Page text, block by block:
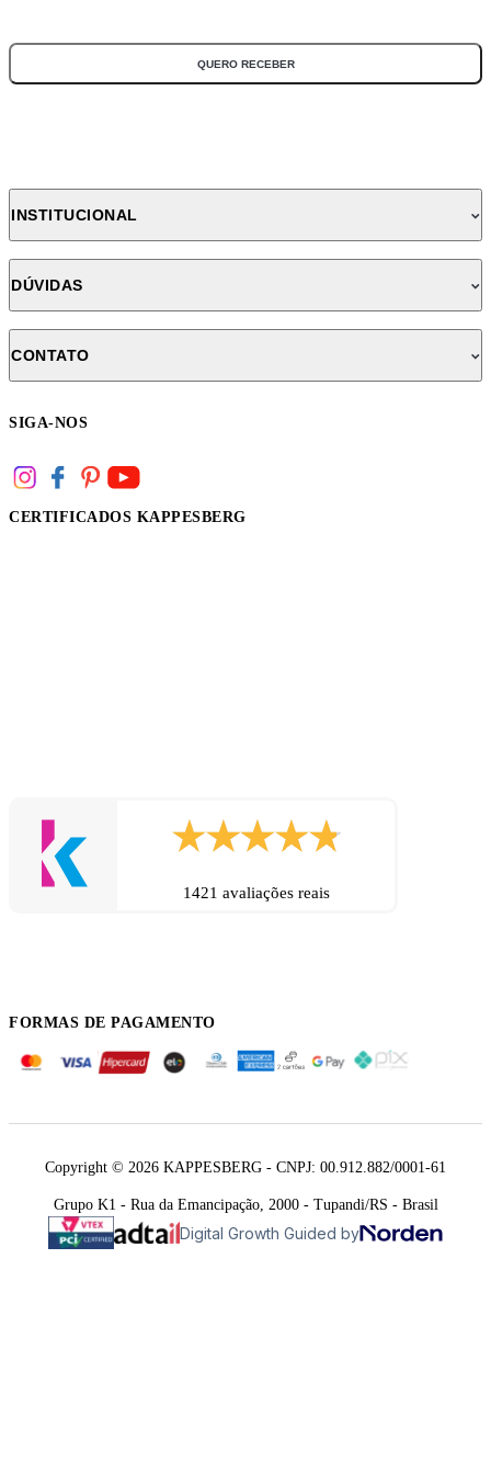
QUERO RECEBER
INSTITUCIONAL
DÚVIDAS
CONTATO
SIGA-NOS
CERTIFICADOS KAPPESBERG
1421 avaliações reais
FORMAS DE PAGAMENTO
Copyright © 2026 KAPPESBERG - CNPJ: 00.912.882/0001-61
Grupo K1 - Rua da Emancipação, 2000 - Tupandi/RS - Brasil
Digital Growth Guided by